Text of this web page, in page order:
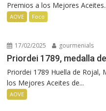
Premios a los Mejores
AOVE Foco
17/02/2025 gourmenials
Priordei 1789, medalla
Priordei 1789 Huella de Rojal,
los Mejores Aceites de...
AOVE